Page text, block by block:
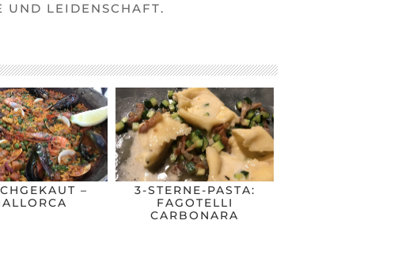
UND LEIDENSCHAFT.
–
3-STERNE-PASTA:
FAGOTELLI
CARBONARA